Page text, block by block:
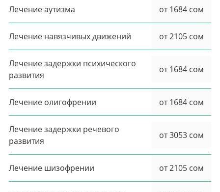
Лечение аутизма от 1684 сом
Лечение навязчивых движений от 2105 сом
Лечение задержки психического
развития
от 1684 сом
Лечение олигофрении от 1684 сом
Лечение задержки речевого
развития
от 3053 сом
Лечение шизофрении от 2105 сом